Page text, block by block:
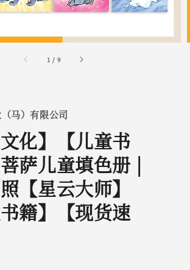
1 / 9
马）有限公司
文化】【儿童书
萨儿童填色册 |
【星云大师】
书籍】【现货速